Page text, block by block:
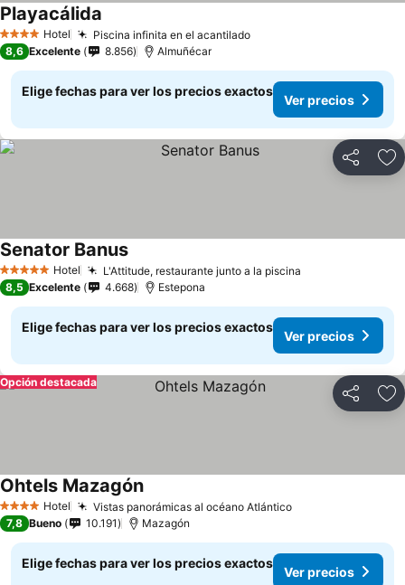
4 EstrellasHotel Piscina infinita en el acantiladoVer precios
Playacálida
8,6 Excelente 8.856 Almuñécar
Elige fechas para ver los precios exactos
Ver precios
Compartir
5 Estrellas Hotel L'Attitude, restaurante junto a la piscina
Senator BanusVer precios
8,5 Excelente 4.668 Estepona
Elige fechas para ver los precios exactos
Ver precios
Compartir
Opción destacada
4 EstrellasHotel Vistas panorámicas al océano AtlánticoVer precios
Ohtels MazagónVer precios
7,8 Bueno 10.191 Mazagón
Elige fechas para ver los precios exactos
Ver precios